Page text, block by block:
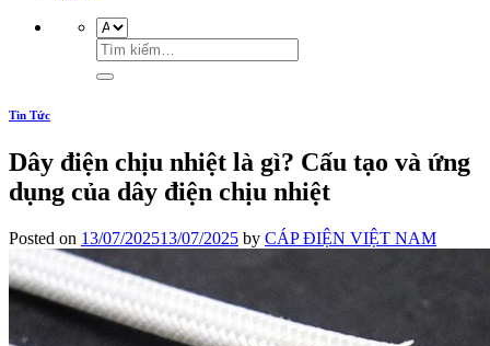
Tin Tức
Dây điện chịu nhiệt là gì? Cấu tạo và ứng
dụng của dây điện chịu nhiệt
Posted on 13/07/202513/07/2025 by CÁP ĐIỆN VIỆT NAM